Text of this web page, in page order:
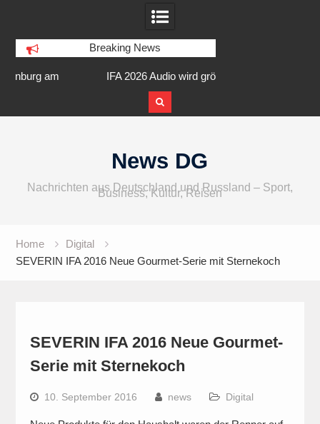
Breaking News
IFA 2026 Audio wird größer,
internationaler und vielfältiger
News DG
Nachrichten aus Deutschland und Russland – Sport,
Business, Kultur, Reisen
Home
Digital
SEVERIN IFA 2016 Neue Gourmet-Serie mit Sternekoch
SEVERIN IFA 2016 Neue Gourmet-
Serie mit Sternekoch
10. September 2016 news Digital